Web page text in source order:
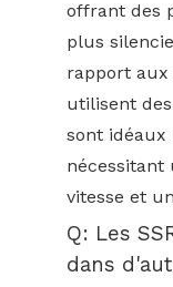
offrant des
plus
rapport aux
utilisent
sont idéaux
nécessitant
vitesse et
Q: Les
dans